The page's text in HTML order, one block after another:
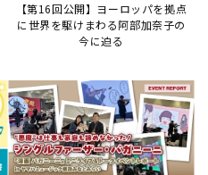
【第16回公開】ヨーロッパを拠点
に世界を駆けまわる阿部加奈子の
今に迫る